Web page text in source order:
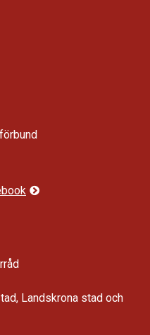
Landskrona stad och